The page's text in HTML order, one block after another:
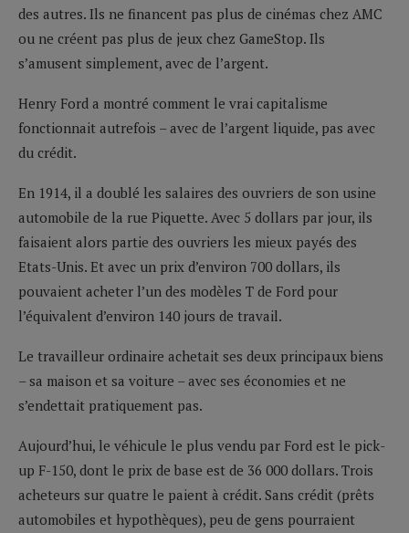
des autres. Ils ne financent pas plus de cinémas chez AMC
ou ne créent pas plus de jeux chez GameStop. Ils
s’amusent simplement, avec de l’argent.
Henry Ford a montré comment le vrai capitalisme
fonctionnait autrefois – avec de l’argent liquide, pas avec
du crédit.
En 1914, il a doublé les salaires des ouvriers de son usine
automobile de la rue Piquette. Avec 5 dollars par jour, ils
faisaient alors partie des ouvriers les mieux payés des
Etats-Unis. Et avec un prix d’environ 700 dollars, ils
pouvaient acheter l’un des modèles T de Ford pour
l’équivalent d’environ 140 jours de travail.
Le travailleur ordinaire achetait ses deux principaux biens
– sa maison et sa voiture – avec ses économies et ne
s’endettait pratiquement pas.
Aujourd’hui, le véhicule le plus vendu par Ford est le pick-
up F-150, dont le prix de base est de 36 000 dollars. Trois
acheteurs sur quatre le paient à crédit. Sans crédit (prêts
automobiles et hypothèques), peu de gens pourraient